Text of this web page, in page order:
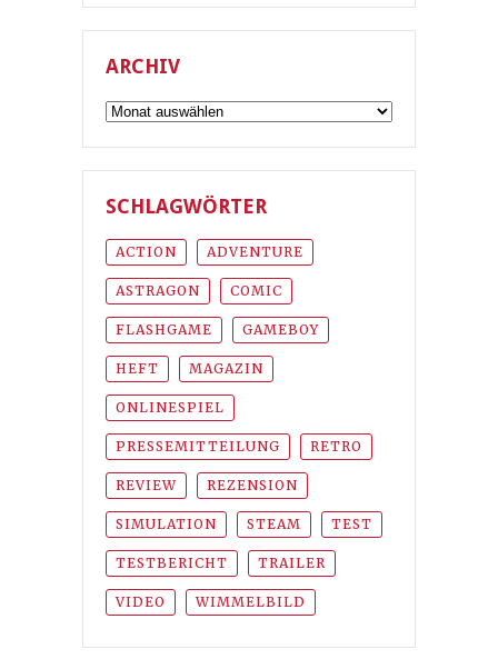
ARCHIV
Archiv
SCHLAGWÖRTER
ACTION ADVENTURE
ASTRAGON COMIC
FLASHGAME GAMEBOY
HEFT MAGAZIN
ONLINESPIEL
PRESSEMITTEILUNG RETRO
REVIEW REZENSION
SIMULATION STEAM TEST
TESTBERICHT TRAILER
VIDEO WIMMELBILD